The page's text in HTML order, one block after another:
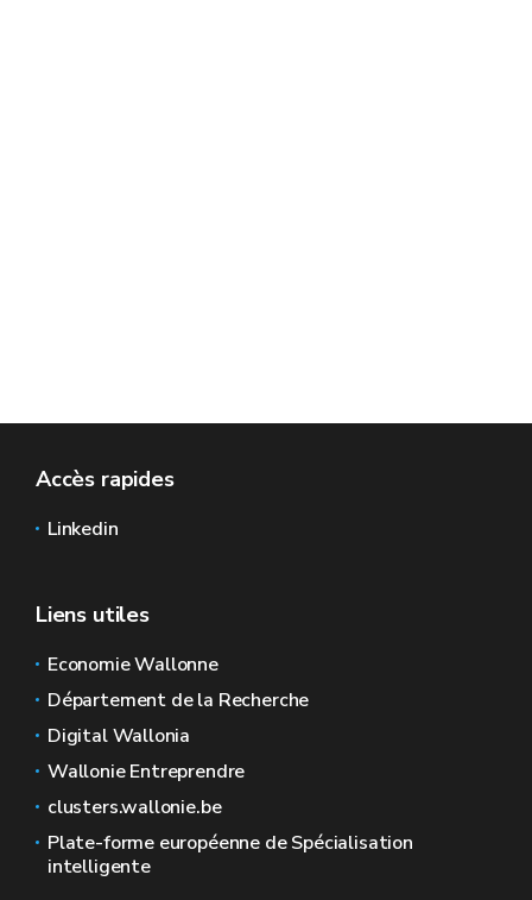
Accès rapides
Linkedin
Liens utiles
Economie Wallonne
Département de la Recherche
Digital Wallonia
Wallonie Entreprendre
clusters.wallonie.be
Plate-forme européenne de Spécialisation
intelligente